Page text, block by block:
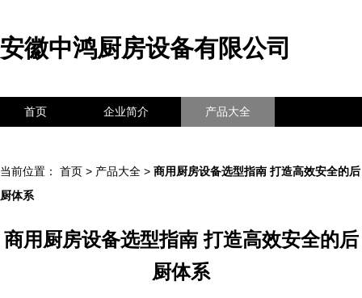
安徽中鸿厨房设备有限公司
首页 企业简介 产品大全
当前位置： 首页 > 产品大全 > 商用厨房设备选型指南 打造高效安全的后
厨体系
商用厨房设备选型指南 打造高效安全的后
厨体系